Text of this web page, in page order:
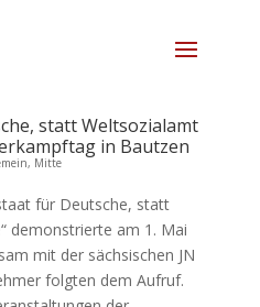
statt Weltsozialamt
in Bautzen
, Mitte
für Deutsche, statt
demonstrierte am 1. Mai
mit der sächsischen JN
folgten dem Aufruf.